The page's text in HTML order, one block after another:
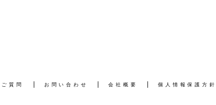
質問 お問い合わせ 会社概要 個人情報保護方針